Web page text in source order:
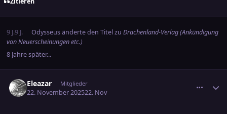
9 J.9 J. Odysseusänderte den Titel zu Drachenland-Verlag (Ankündigung
von Neuerscheinungen etc.)
8 Jahre später...
Eleazar Mitglieder
22. November 202522. Nov